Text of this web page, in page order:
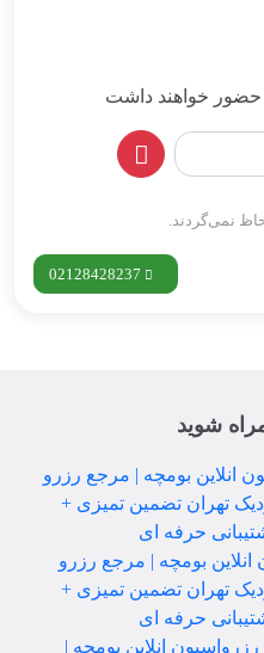
حضور خواهند داشت
شوید